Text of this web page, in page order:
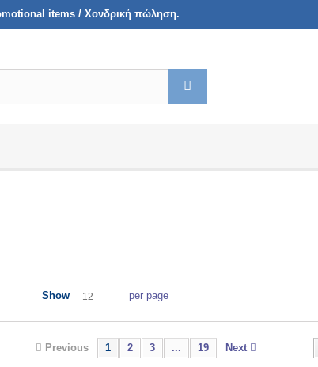
items / Χονδρική πώληση.
Show 12 per page
Previous 1 2 3 ... 19 Next